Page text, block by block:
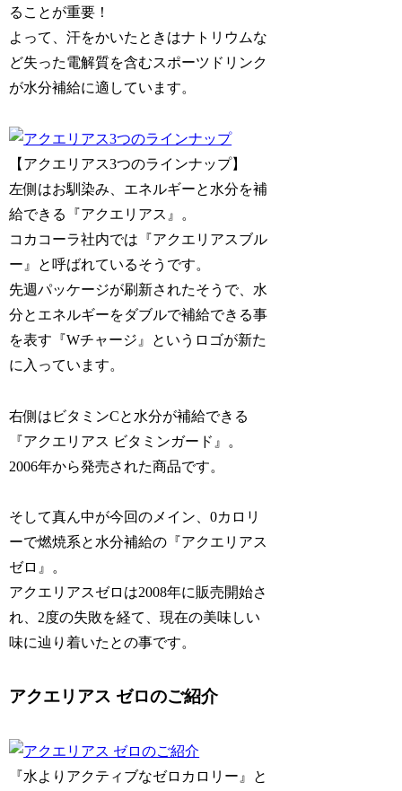
ることが重要！
よって、汗をかいたときはナトリウムな
ど失った電解質を含むスポーツドリンク
が水分補給に適しています。
【アクエリアス3つのラインナップ】
左側はお馴染み、エネルギーと水分を補
給できる『アクエリアス』。
コカコーラ社内では『アクエリアスブル
ー』と呼ばれているそうです。
先週パッケージが刷新されたそうで、水
分とエネルギーをダブルで補給できる事
を表す『Wチャージ』というロゴが新た
に入っています。
右側はビタミンCと水分が補給できる
『アクエリアス ビタミンガード』。
2006年から発売された商品です。
そして真ん中が今回のメイン、0カロリ
ーで燃焼系と水分補給の『アクエリアス
ゼロ』。
アクエリアスゼロは2008年に販売開始さ
れ、2度の失敗を経て、現在の美味しい
味に辿り着いたとの事です。
アクエリアス ゼロのご紹介
『水よりアクティブなゼロカロリー』と